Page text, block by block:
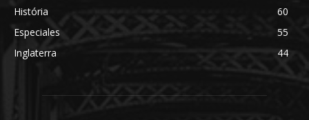
História
60
Especiales
55
Inglaterra
44